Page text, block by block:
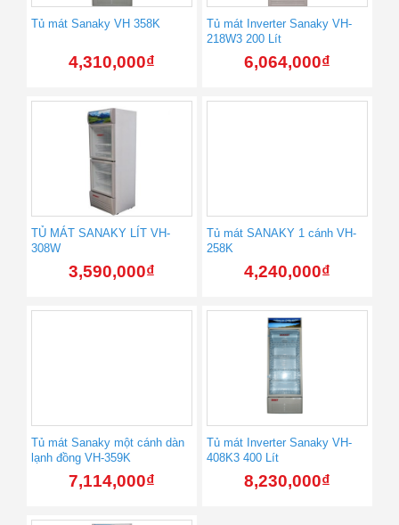
Tủ mát Sanaky VH 358K
4,310,000₫
Tủ mát Inverter Sanaky VH-
218W3 200 Lít
6,064,000₫
TỦ MÁT SANAKY LÍT VH-
308W
3,590,000₫
Tủ mát SANAKY 1 cánh VH-
258K
4,240,000₫
Tủ mát Sanaky một cánh dàn
lạnh đồng VH-359K
7,114,000₫
Tủ mát Inverter Sanaky VH-
408K3 400 Lít
8,230,000₫